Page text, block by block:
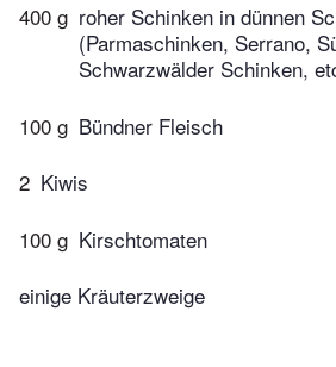
400 g roher Schinken in dünnen
(Parmaschinken, Serrano,
Schwarzwälder Schinken,
100 g Bündner Fleisch
2 Kiwis
100 g Kirschtomaten
einige Kräuterzweige